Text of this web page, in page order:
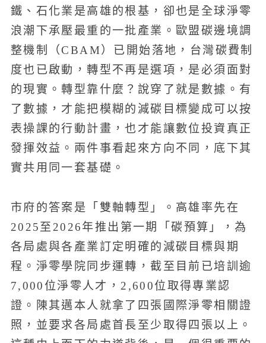
鐵、石化業是高雄的根基，卻也是全球淨零
浪潮下承壓最重的一批產業。歐盟碳邊境調
整機制（CBAM）已開始落地，台灣碳費制
度也已啟動，轉型不再是選項，是必須面對
的現實。轉型靠什麼？說穿了就是數據。有
了數據，才能把模糊的減碳目標變成可以按
表操課的行動計畫，也才能讓數位投資真正
發揮效益。兩件事看起來方向不同，底下其
實共用同一套基礎。
市府的答案是「雙軸轉型」。高雄率先在
2025至2026年推出第一期「碳預算」，為
各局處與各產業訂定明確的減碳目標與期
程。淨零學院同步運轉，截至目前已培訓逾
7,000位淨零人才，2,600位取得專業認
證。陳其邁本人就拿了四張國際淨零相關證
照，並要求各局處首長至少取得四張以上。